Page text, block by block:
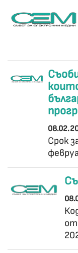
Срок
от